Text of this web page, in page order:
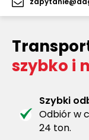
szybko i
Szybki
Odbiór w
24 ton.